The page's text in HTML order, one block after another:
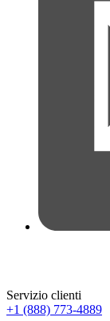
Servizio clienti
+1 (888) 773-4889